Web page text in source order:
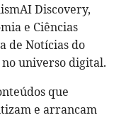
Discovery,
e Ciências
de Notícias do
universo digital.
que
e arrancam